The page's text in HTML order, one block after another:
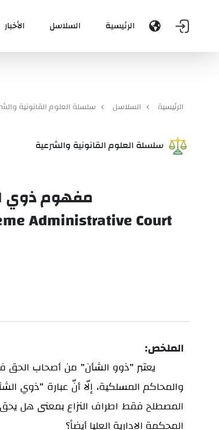
الرئيسية السلاسل الأخبار
الرئيسية السلاسل سلسلة العلوم القانونية
سلسلة العلوم القانونية والشرعية
مفهوم ذوي
Administrative Court
الملخص:
يعتبر "ذوو الشأن" من أصحاب الحق
والمحاكم المسلكية، إلّا أنّ عبارة "ذوي
المصطلح فقط اطراف النزاع بمعنى هل يحق
المحكمة الإدارية العليا أيضاً؟